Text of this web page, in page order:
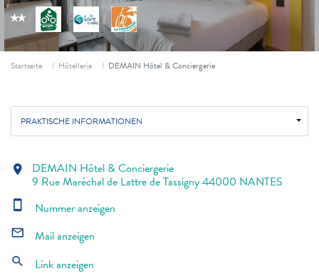
star_ratestar_rate
Fil d'ariane
Startseite Hôtellerie DEMAIN Hôtel & Conciergerie
PRAKTISCHE INFORMATIONEN
location_on DEMAIN Hôtel & Conciergerie
9 Rue Maréchal de Lattre de Tassigny 44000 NANTES
smartphone Nummer anzeigen
mail_outline Mail anzeigen
search
Link anzeigen